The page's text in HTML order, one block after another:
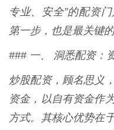
专业、安全”的配资
第一步，也是最关键的
### 一、 洞悉配资：
炒股配资，顾名思义
资金，以自有资金作
方式。其核心优势在